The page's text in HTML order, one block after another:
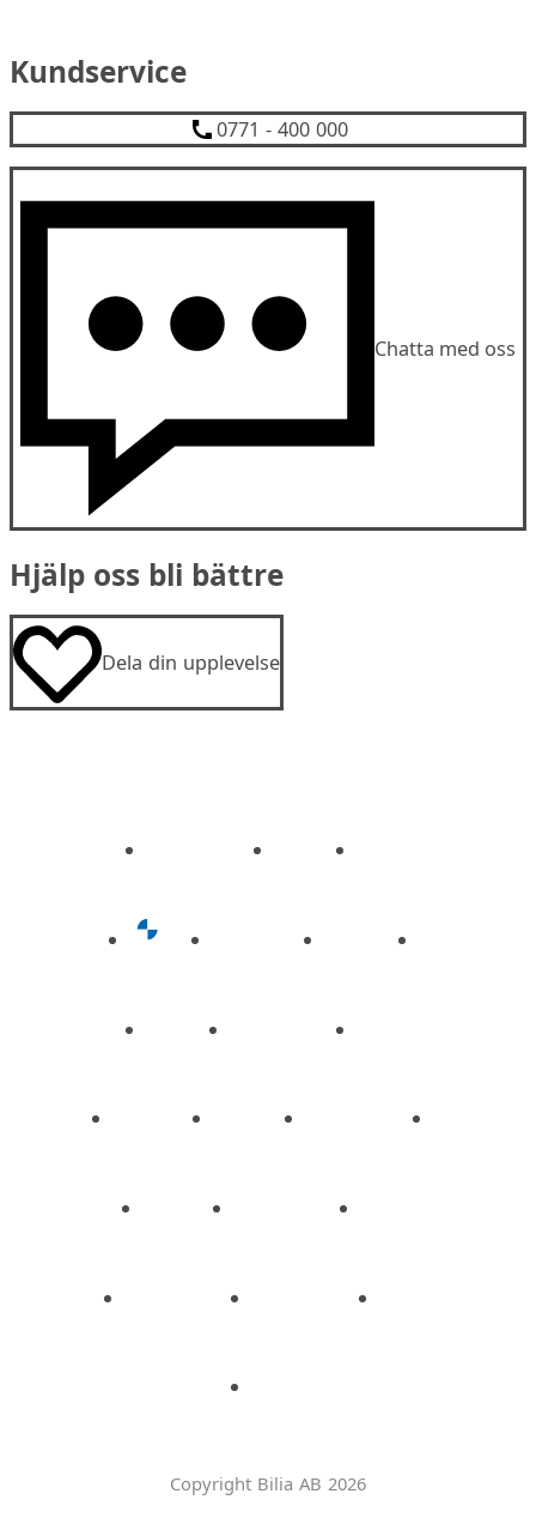
Kundservice
0771 - 400 000
Chatta med oss
Hjälp oss bli bättre
Dela din upplevelse
Copyright Bilia AB 2026